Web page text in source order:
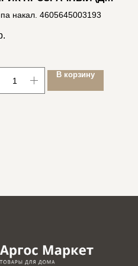
40 E27)
накал. 4605645003193
В корзину